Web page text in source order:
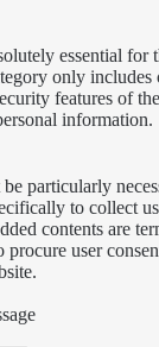
essential for
only includes
features of
information.
particularly
to collect
contents are
procure user